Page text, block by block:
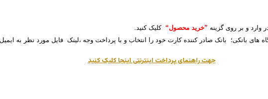
وارد و بر روی گزینه ”خرید محصول“ کلیک کنید.
های بانکی؛ بانک صادر کننده کارت خود را انتخاب و با پرداخت وجه ،لینک فایل مورد نظر به
جهت راهنمای پرداخت اینترنتی اینجا کلیک کنید